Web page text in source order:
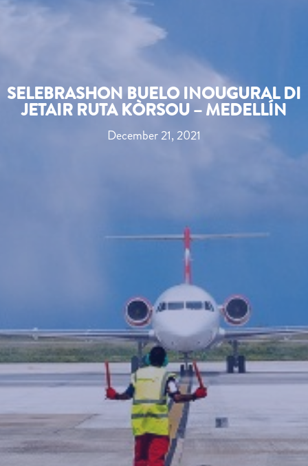
SELEBRASHON BUELO INOUGURAL DI
JETAIR RUTA KÒRSOU – MEDELLÍN
December 21, 2021